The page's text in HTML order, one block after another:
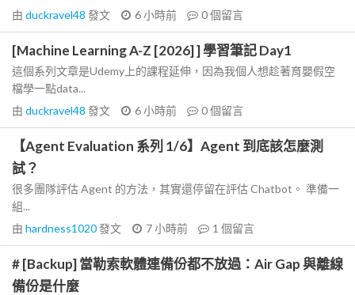
由 duckravel48 發文 6 小時前 0個留言
[Machine Learning A-Z [2026] ] 學習筆記 Day1
這個系列文章是Udemy上的課程延伸，因為我個人想趁著育嬰假空
檔學一點data...
由 duckravel48 發文 6 小時前 0個留言
【Agent Evaluation 系列 1/6】Agent 到底該怎麼測
試？
很多團隊評估 Agent 的方法，其實還停留在評估 Chatbot。 準備一
組...
由 hardness1020發文 7 小時前 1 個留言
# [Backup] 當勒索軟體連備份都不放過：Air Gap 與離線
備份是什麼